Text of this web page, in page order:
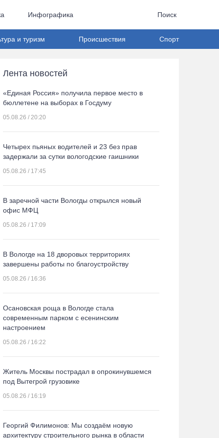
Инфографика Поиск
и туризм Происшествия Спорт
Лента новостей
«Единая Россия» получила первое место в
бюллетене на выборах в Госдуму
05.08.26 / 20:20
Четырех пьяных водителей и 23 без прав
задержали за сутки вологодские гаишники
05.08.26 / 17:45
В заречной части Вологды открылся новый
офис МФЦ
05.08.26 / 17:09
В Вологде на 18 дворовых территориях
завершены работы по благоустройству
05.08.26 / 16:36
Осановская роща в Вологде стала
современным парком с есенинским
настроением
05.08.26 / 16:22
Житель Москвы пострадал в опрокинувшемся
под Вытегрой грузовике
05.08.26 / 16:19
Георгий Филимонов: Мы создаём новую
архитектуру строительного рынка в области